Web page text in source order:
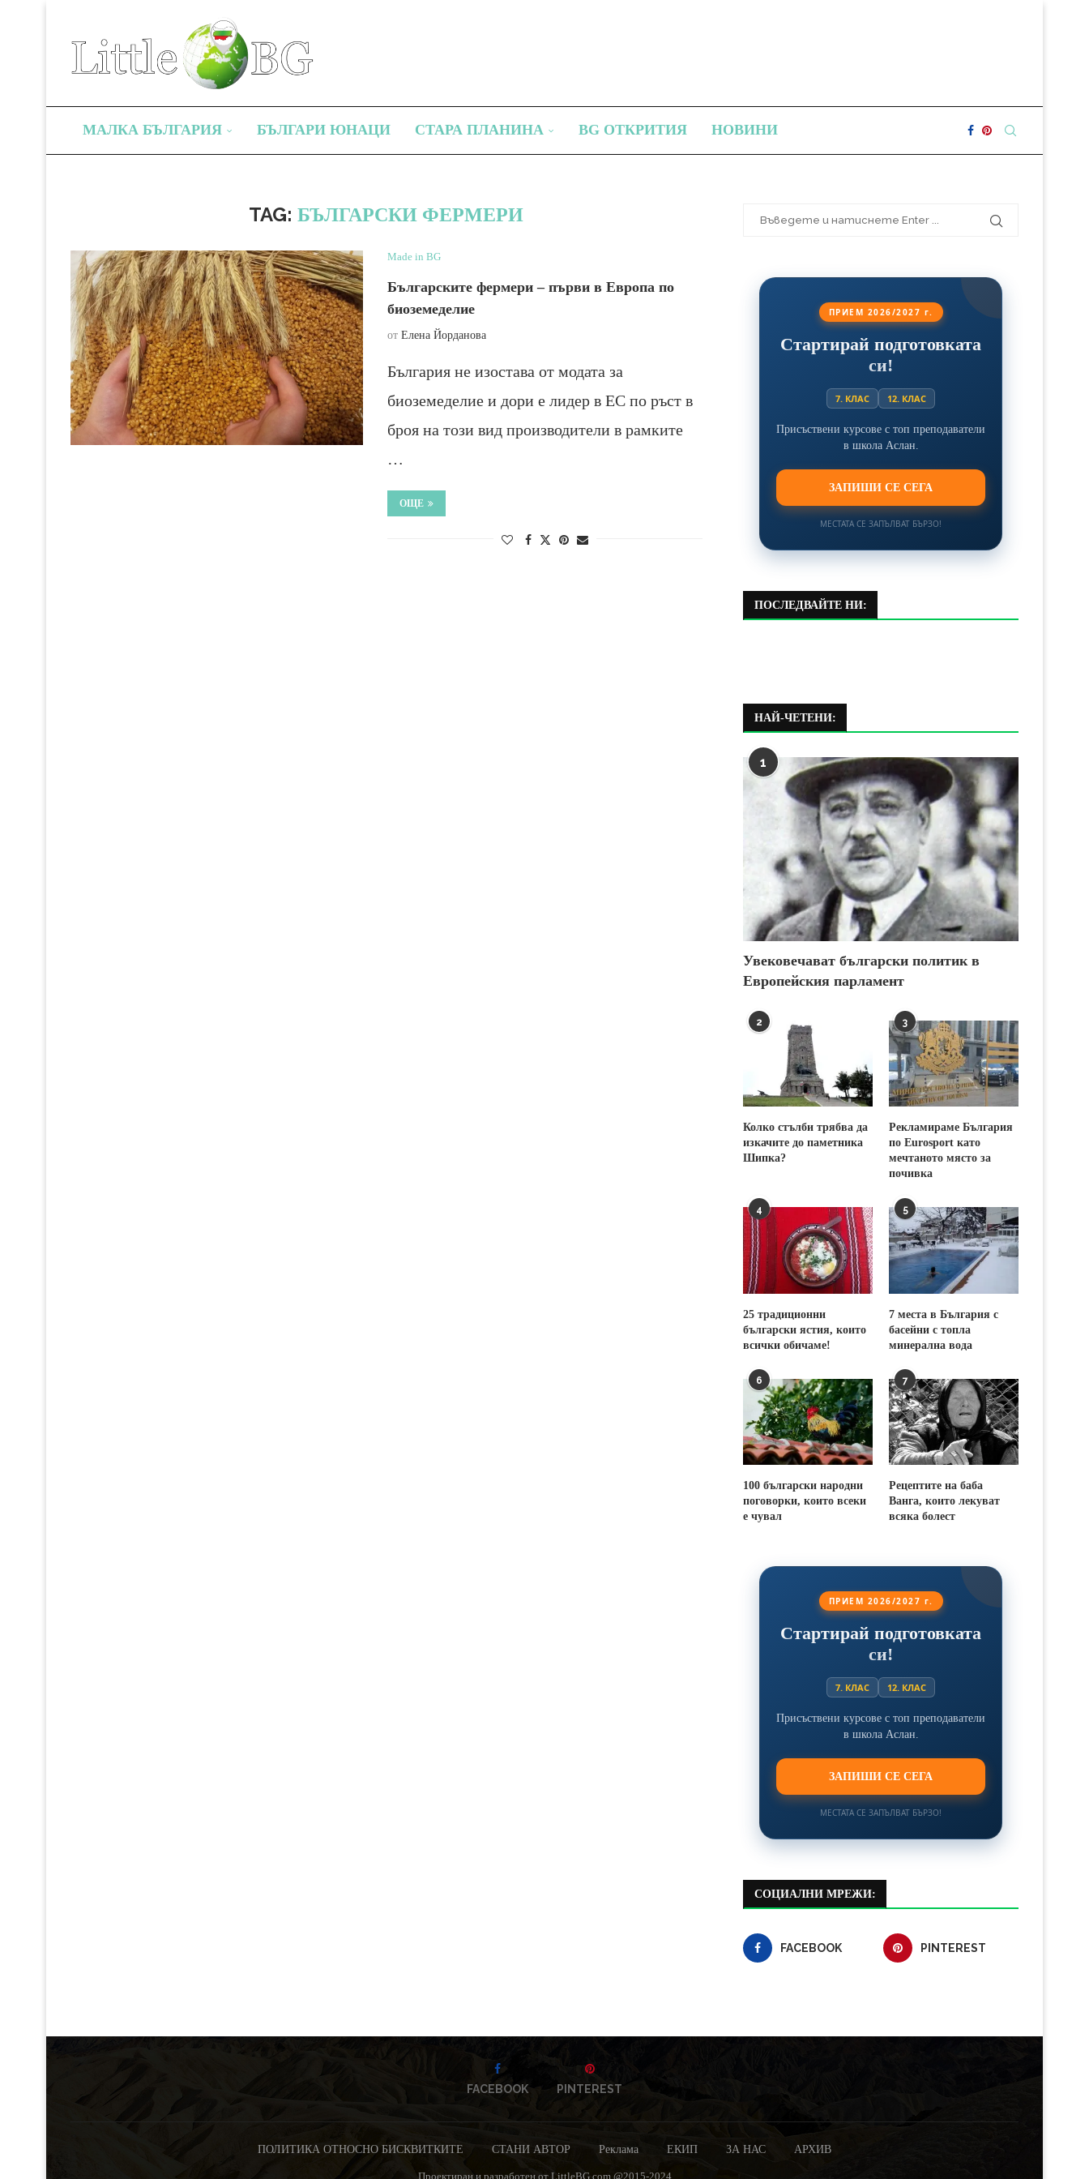
МАЛКА БЪЛГАРИЯ БЪЛГАРИ ЮНАЦИ СТАРА ПЛАНИНА BG ОТКРИТИЯ НОВИНИ
TAG:БЪЛГАРСКИ ФЕРМЕРИ
Made in BG
Българските фермери – първи в Европа по
биоземеделие
от Елена Йорданова
България не изостава от модата за
биоземеделие и дори е лидер в ЕС по ръст в
броя на този вид производители в рамките
…
ОЩЕ
ПРИЕМ 2026/2027 г.
Стартирай подготовката
си!
7. КЛАС 12. КЛАС
Присъствени курсове с топ преподаватели
в школа Аслан.
ЗАПИШИ СЕ СЕГА
МЕСТАТА СЕ ЗАПЪЛВАТ БЪРЗО!
ПОСЛЕДВАЙТЕ НИ:
НАЙ-ЧЕТЕНИ:
1
Увековечават български политик в
Европейския парламент
2
Колко стълби трябва да
изкачите до паметника
Шипка?
3
Рекламираме България
по Eurosport като
мечтаното място за
почивка
4
25 традиционни
български ястия, които
всички обичаме!
5
7 места в България с
басейни с топла
минерална вода
6
100 български народни
поговорки, които всеки
е чувал
7
Рецептите на баба
Ванга, които лекуват
всяка болест
ПРИЕМ 2026/2027 г.
Стартирай подготовката
си!
7. КЛАС 12. КЛАС
Присъствени курсове с топ преподаватели
в школа Аслан.
ЗАПИШИ СЕ СЕГА
МЕСТАТА СЕ ЗАПЪЛВАТ БЪРЗО!
СОЦИАЛНИ МРЕЖИ:
FACEBOOK PINTEREST
FACEBOOK PINTEREST
ПОЛИТИКА ОТНОСНО БИСКВИТКИТЕ СТАНИ АВТОР Реклама ЕКИП ЗА НАС АРХИВ
Проектиран и разработен от LittleBG.com @2015-2024